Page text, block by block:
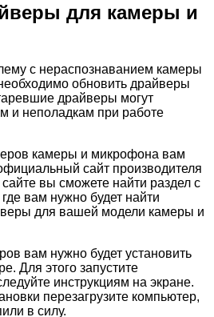
для камеры и
с нераспознаванием камеры
обновить драйверы
драйверы могут
и неполадкам при работе
камеры и микрофона вам
сайт производителя
вы сможете найти раздел с
вам нужно будет найти
для вашей модели камеры и
вам нужно будет установить
Для этого запустите
инструкциям на экране.
перезагрузите компьютер,
в силу.